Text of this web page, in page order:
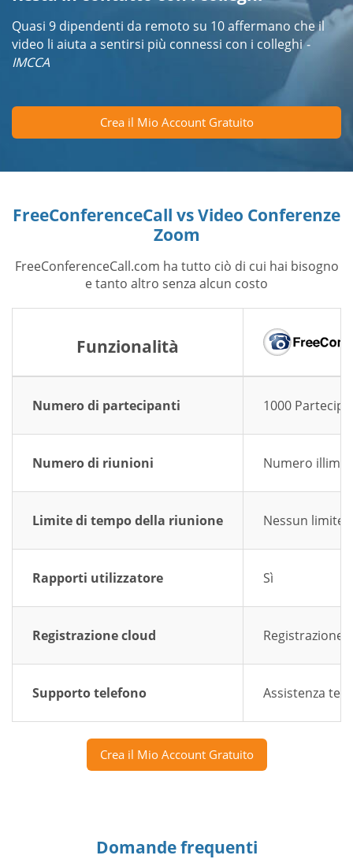
Quasi 9 dipendenti da remoto su 10 affermano che il
video li aiuta a sentirsi più connessi con i colleghi-
IMCCA
Crea il Mio Account Gratuito
FreeConferenceCall vs Video Conferenze
Zoom
FreeConferenceCall.com ha tutto ciò di cui hai bisogno
e tanto altro senza alcun costo
Funzionalità
Numero di partecipanti 1000
Numero di riunioni Numero
Limite di tempo della riunione Nessun limite
Rapporti utilizzatore Sì
Registrazione cloud Registrazione
Supporto telefono Assistenza
Crea il Mio Account Gratuito
Domande frequenti